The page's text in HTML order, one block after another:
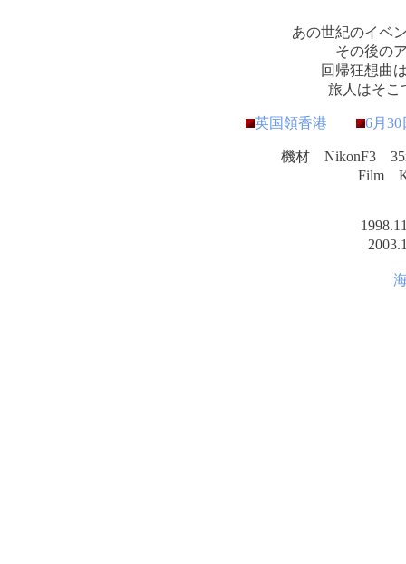
あの世紀のイベ
その後の
回帰狂想曲
旅人はそこ
英国領香港 6月
機材 NikonF3
Film